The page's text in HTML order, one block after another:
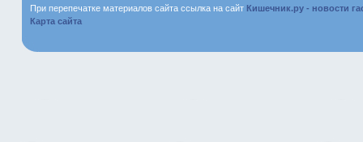
При перепечатке материалов сайта ссылка на сайт Кишечник.ру - новости
Карта сайта